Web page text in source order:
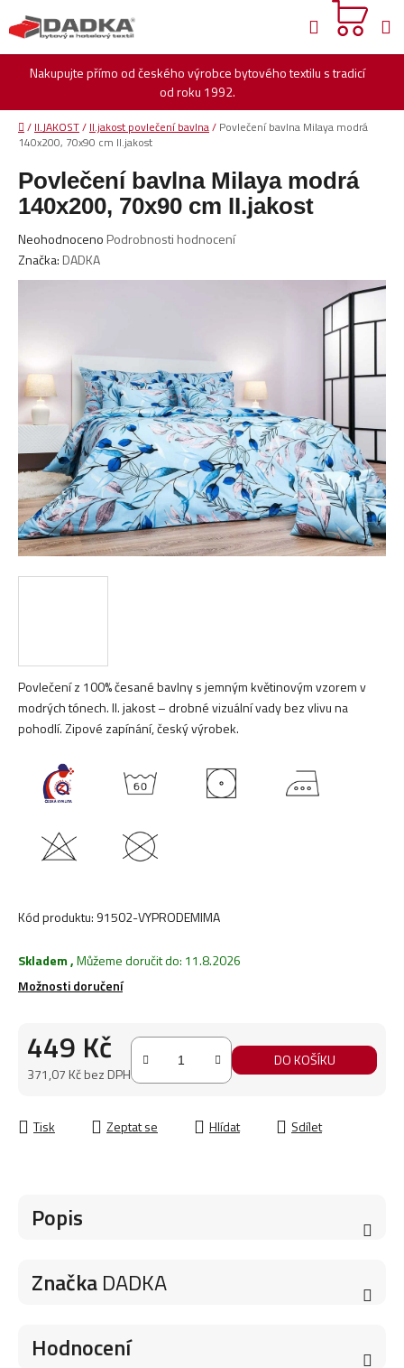
na
obsah
Nakupujte přímo od českého výrobce bytového textilu s tradicí
od roku 1992.
Hledat
Domů
/ II.JAKOST/ II.jakost povlečení bavlna/ Povlečení bavlna Milaya modrá
140x200, 70x90 cm II.jakost
Povlečení z 100% česané bavlny s jemným květinovým vzorem v
modrých tónech. II. jakost – drobné vizuální vady bez vlivu na
pohodlí. Zipové zapínání, český výrobek.
Kód produktu: 91502-VYPRODEMIMA
Skladem,Můžeme doručit do: 11.8.2026
Možnosti doručení
449 Kč
371,07 Kč bez DPH
DO KOŠÍKU
Tisk Zeptat se Hlídat Sdílet
Povlečení bavlna Milaya modrá
140x200, 70x90 cm II.jakost
Průměrné
hodnocení
produktu
hvězdiček.
Neohodnoceno Podrobnosti hodnocení
Značka: DADKA
Popis
ZnačkaDADKA
Hodnocení